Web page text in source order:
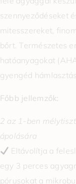
szennyeződéseket
mitesszereket,
bőrt. Természetes
hatóanyagokat
gyengéd
Főbb jellemzők:
2 az 1-ben
ápolására
Eltávolítja a
egy 3 perces
pórusokat a